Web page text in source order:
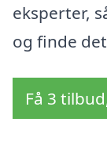
eksperter,
og finde
Få 3